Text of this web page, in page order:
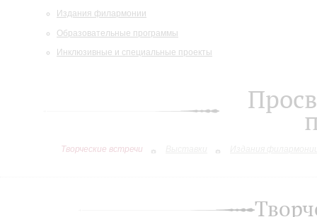
Издания филармонии
Образовательные программы
Инклюзивные и специальные проекты
Творческие встречи